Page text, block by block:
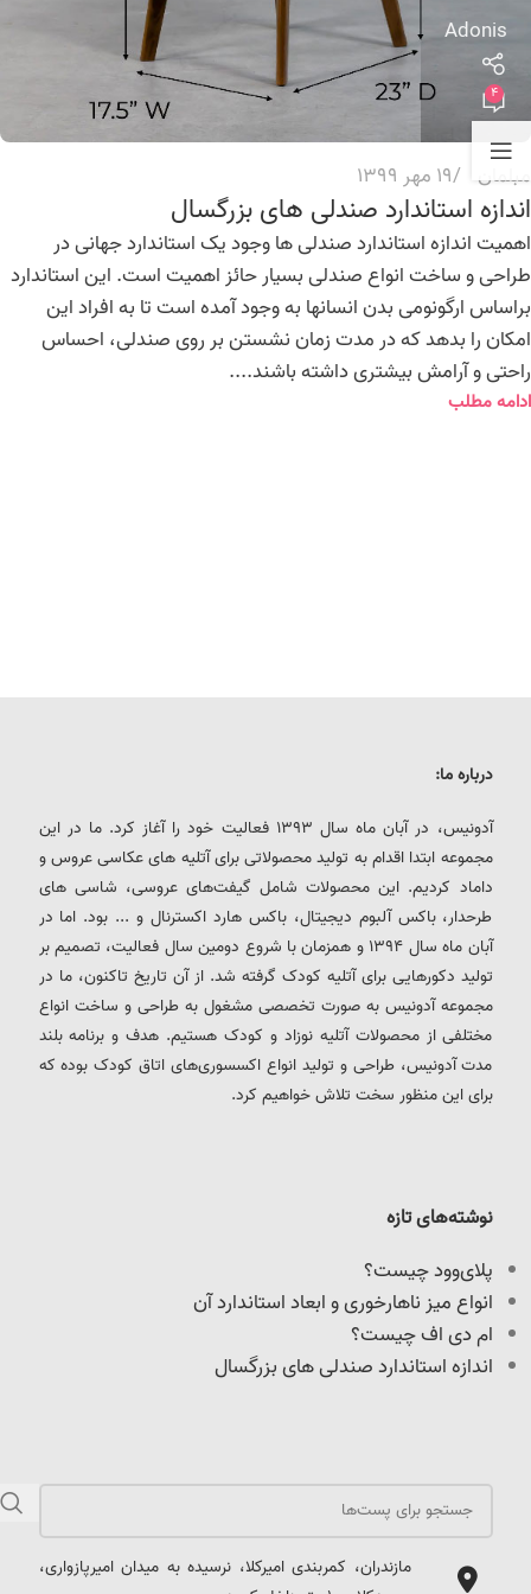
Adonis
4
مبلمان 19 مهر 1399
اندازه استاندارد صندلی های بزرگسال
اهمیت اندازه استاندارد صندلی ها وجود یک استاندارد جهانی در
طراحی و ساخت انواع صندلی بسیار حائز اهمیت است. این استاندارد
براساس ارگونومی بدن انسانها به وجود آمده است تا به افراد این
امکان را بدهد که در مدت زمان نشستن بر روی صندلی، احساس
راحتی و آرامش بیشتری داشته باشند....
ادامه مطلب
مازندران، کمربندی امیرکلا، نرسیده به میدان امیرپازواری،
نوشته‌های تازه
پلای‌وود چیست؟
انواع میز ناهارخوری و ابعاد استاندارد آن
ام دی اف چیست؟
اندازه استاندارد صندلی های بزرگسال
درباره ما:
آدونیس، در آبان ماه سال 1393 فعالیت خود را آغاز کرد. ما در این
مجموعه ابتدا اقدام به تولید محصولاتی برای آتلیه های عکاسی عروس و
داماد کردیم. این محصولات شامل گیفت‌های عروسی، شاسی های
طرحدار، باکس آلبوم دیجیتال، باکس هارد اکسترنال و ... بود. اما در
آبان ماه سال 1394 و همزمان با شروع دومین سال فعالیت، تصمیم بر
تولید دکورهایی برای آتلیه کودک گرفته شد. از آن تاریخ تاکنون، ما در
مجموعه آدونیس به صورت تخصصی مشغول به طراحی و ساخت انواع
مختلفی از محصولات آتلیه نوزاد و کودک هستیم. هدف و برنامه بلند
مدت آدونیس، طراحی و تولید انواع اکسسوری‌های اتاق کودک بوده که
برای این منظور سخت تلاش خواهیم کرد.